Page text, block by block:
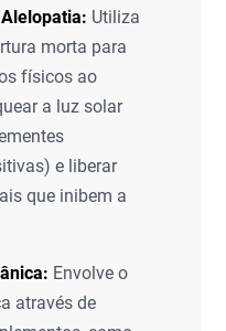
Utiliza
morta para
físicos ao
a luz solar
e liberar
que inibem a
Envolve o
através de